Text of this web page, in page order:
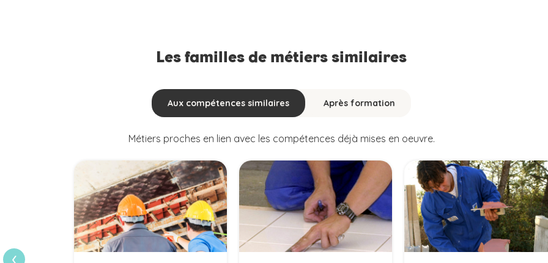
Les familles de métiers similaires
Aux compétences similaires Après formation
Métiers proches en lien avec les compétences déjà mises en oeuvre.
›